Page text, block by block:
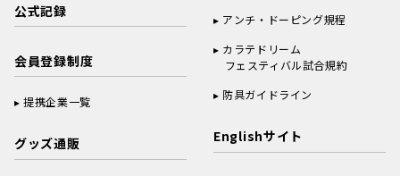
公式記録
会員登録制度
提携企業一覧
グッズ通販
アンチ・ドーピング規程
カラテドリーム
フェスティバル試合規約
防具ガイドライン
Englishサイト